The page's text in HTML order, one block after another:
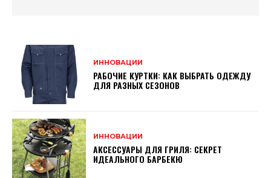
ИННОВАЦИИ
РАБОЧИЕ КУРТКИ: КАК ВЫБРАТЬ ОДЕЖДУ
ДЛЯ РАЗНЫХ СЕЗОНОВ
ИННОВАЦИИ
АКСЕССУАРЫ ДЛЯ ГРИЛЯ: СЕКРЕТ
ИДЕАЛЬНОГО БАРБЕКЮ